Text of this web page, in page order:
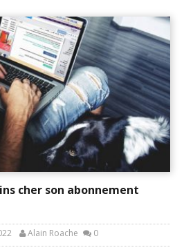
cher son abonnement
Alain Roache 0